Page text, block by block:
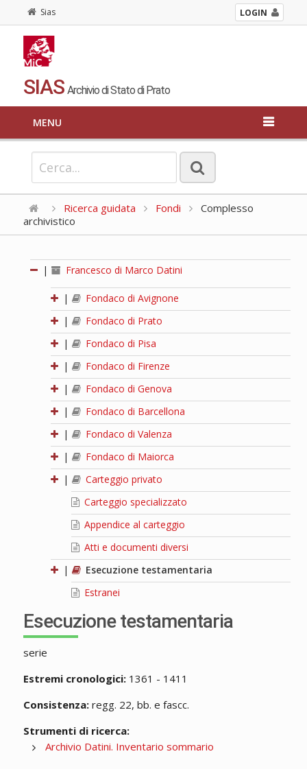
Sias LOGIN
SIAS Archivio di Stato di Prato
MENU
Ricerca guidata Fondi
Complesso
archivistico
| Francesco di Marco Datini
|
Fondaco di Avignone
|
Fondaco di Prato
|
Fondaco di Pisa
|
Fondaco di Firenze
|
Fondaco di Genova
|
Fondaco di Barcellona
|
Fondaco di Valenza
|
Fondaco di Maiorca
|
Carteggio privato
Carteggio specializzato
Appendice al carteggio
Atti e documenti diversi
|
Esecuzione testamentaria
Estranei
Esecuzione testamentaria
serie
Estremi cronologici:1361 - 1411
Consistenza:regg. 22, bb. e fascc.
Strumenti di ricerca:
Archivio Datini. Inventario sommario